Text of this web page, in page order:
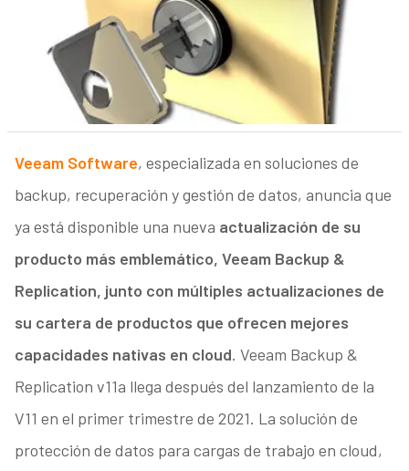
Veeam Software, especializada en soluciones de
backup, recuperación y gestión de datos, anuncia que
ya está disponible una nueva actualización de su
producto más emblemático, Veeam Backup &
Replication, junto con múltiples actualizaciones de
su cartera de productos que ofrecen mejores
capacidades nativas en cloud. Veeam Backup &
Replication v11a llega después del lanzamiento de la
V11 en el primer trimestre de 2021. La solución de
protección de datos para cargas de trabajo en cloud,